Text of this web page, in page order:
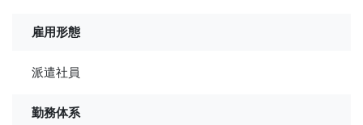
雇用形態
派遣社員
勤務体系